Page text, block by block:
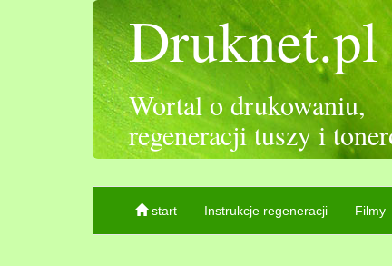
Druknet.pl
Wortal o drukowaniu,
regeneracji tuszy i
start Instrukcje regeneracji Filmy